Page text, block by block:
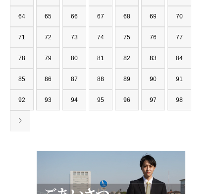
64 65 66 67 68 69 70
71 72 73 74 75 76 77
78 79 80 81 82 83 84
85 86 87 88 89 90 91
92 93 94 95 96 97 98